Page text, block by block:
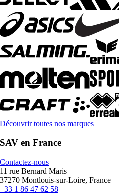
Découvrir toutes nos marques
SAV en France
Contactez-nous
11 rue Bernard Maris
37270 Montlouis-sur-Loire, France
+33 1 86 47 62 58